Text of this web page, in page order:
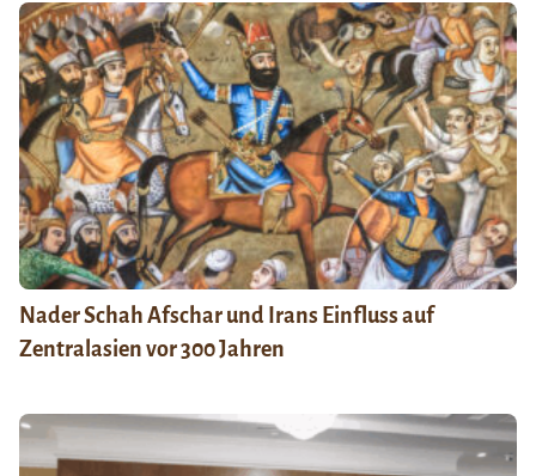
Nader Schah Afschar und Irans Einfluss auf
Zentralasien vor 300 Jahren